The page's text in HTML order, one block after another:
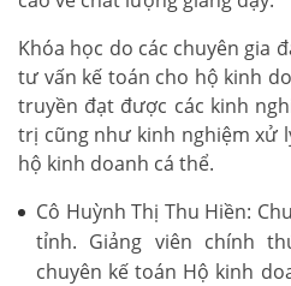
Khóa học do các chuyên gia
tư vấn kế toán cho hộ kinh
truyền đạt được các kinh
trị cũng như kinh nghiệm xử
hộ kinh doanh cá thể.
Cô Huỳnh Thị Thu Hiền:
tỉnh. Giảng viên chính
chuyên kế toán Hộ kinh